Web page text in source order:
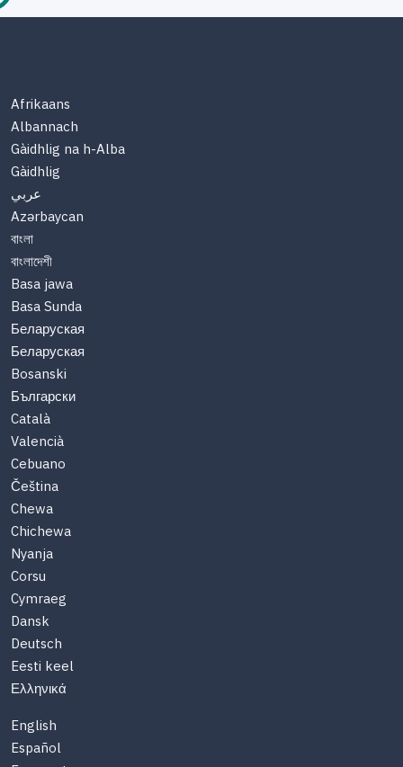
Afrikaans
Albannach
Gàidhlig na h-Alba
Gàidhlig
عربي
Azərbaycan
বাংলা
বাংলাদেশী
Basa jawa
Basa Sunda
Беларуская
Беларуская
Bosanski
Български
Català
Valencià
Cebuano
Čeština
Chewa
Chichewa
Nyanja
Corsu
Cymraeg
Dansk
Deutsch
Eesti keel
Ελληνικά
English
Español